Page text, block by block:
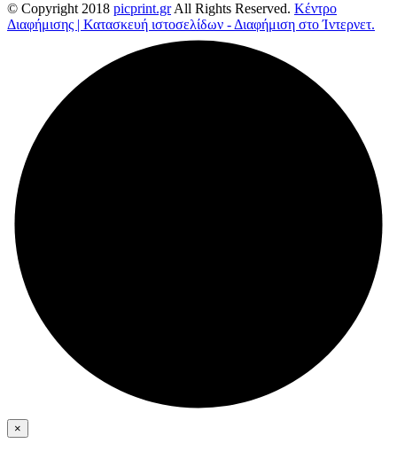
© Copyright 2018 picprint.grAll Rights Reserved. Κέντρο
Διαφήμισης | Κατασκευή ιστοσελίδων - Διαφήμιση στο Ίντερνετ.
×